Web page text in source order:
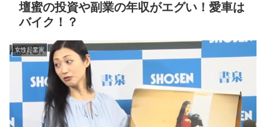
壇蜜の投資や副業の年収がエグい！愛車は
バイク！？
女性起業家